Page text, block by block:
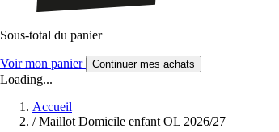
Sous-total du panier
Voir mon panier Continuer mes achats
Loading...
Accueil
/ Maillot Domicile enfant OL 2026/27